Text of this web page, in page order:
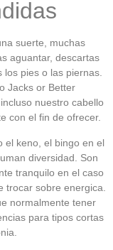
suerte, muchas
aguantar, descartas
los pies o las piernas.
Jacks or Better
nuestro cabello
con el fin de ofrecer.
el keno, el bingo en el
diversidad. Son
tranquilo en el caso
trocar sobre energica.
normalmente tener
para tipos cortas